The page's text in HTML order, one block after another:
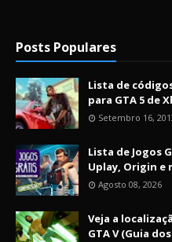
Posts Populares
Lista de
para GTA 5 de
Setembro 16,
Lista de Jogos
Uplay, Origin e
Agosto 08, 2026
Veja a
GTA V (Guia